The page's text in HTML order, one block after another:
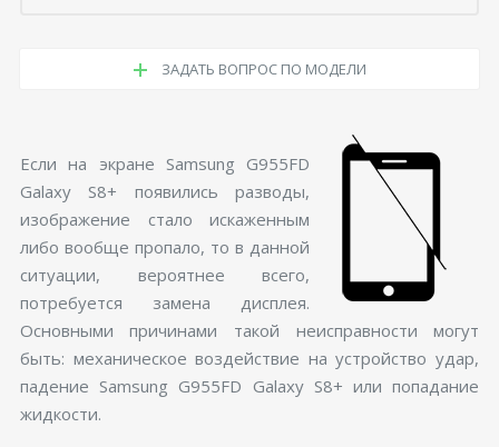
ЗАДАТЬ ВОПРОС ПО МОДЕЛИ
Если на экране Samsung G955FD
Galaxy S8+ появились разводы,
изображение стало искаженным
либо вообще пропало, то в данной
ситуации, вероятнее всего,
потребуется замена дисплея.
Основными причинами такой неисправности могут
быть: механическое воздействие на устройство удар,
падение Samsung G955FD Galaxy S8+ или попадание
жидкости.